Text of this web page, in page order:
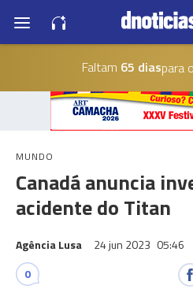
Faltam 65 diaspara
MUNDO
Canadá anuncia
acidente do Titan
Agência Lusa 24 jun 2023 05:46
0